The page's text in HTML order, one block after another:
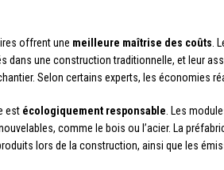
offrent une meilleure maîtrise des coûts .
dans une construction traditionnelle, et leur
Selon certains experts, les économies
est écologiquement responsable . Les
comme le bois ou l’acier. La
lors de la construction, ainsi que les